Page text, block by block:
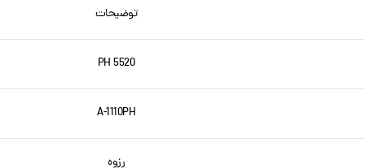
توضیحات
PH 5520
A-1110PH
رزوه